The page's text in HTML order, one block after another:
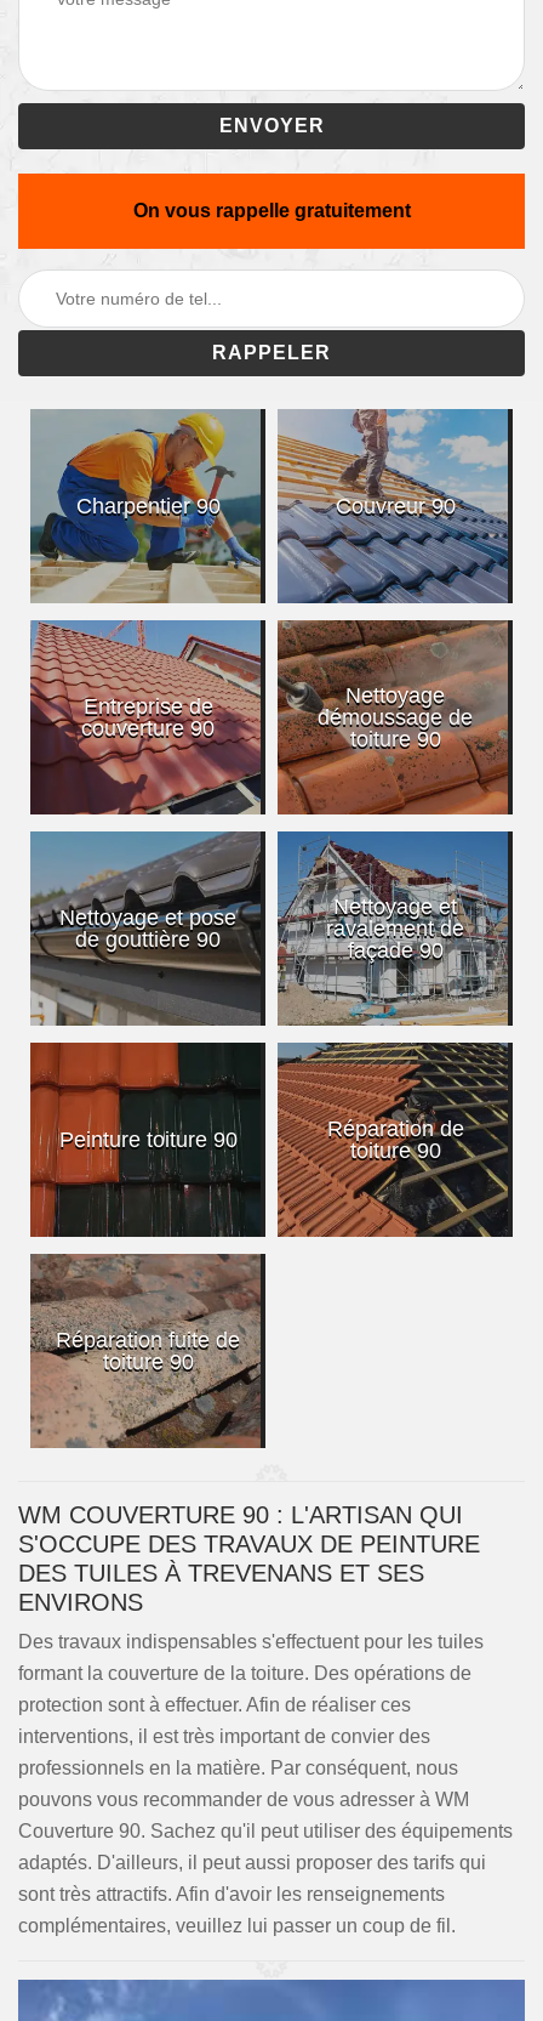
On vous rappelle gratuitement
Charpentier 90 Couvreur 90
Entreprise de
couverture 90
Nettoyage
démoussage de
toiture 90
Nettoyage et pose
de gouttière 90
Nettoyage et
ravalement de
façade 90
Peinture toiture 90
Réparation de
toiture 90
Réparation fuite de
toiture 90
WM COUVERTURE 90 : L'ARTISAN QUI
S'OCCUPE DES TRAVAUX DE PEINTURE
DES TUILES À TREVENANS ET SES
ENVIRONS
Des travaux indispensables s'effectuent pour les tuiles
formant la couverture de la toiture. Des opérations de
protection sont à effectuer. Afin de réaliser ces
interventions, il est très important de convier des
professionnels en la matière. Par conséquent, nous
pouvons vous recommander de vous adresser à WM
Couverture 90. Sachez qu'il peut utiliser des équipements
adaptés. D'ailleurs, il peut aussi proposer des tarifs qui
sont très attractifs. Afin d'avoir les renseignements
complémentaires, veuillez lui passer un coup de fil.